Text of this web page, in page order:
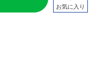
お気に入り